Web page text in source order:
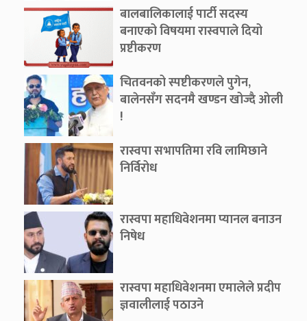
बालबालिकालाई पार्टी सदस्य
बनाएको विषयमा रास्वपाले दियो
प्रष्टीकरण
चितवनको स्पष्टीकरणले पुगेन,
बालेनसँग सदनमै खण्डन खोज्दै ओली
!
रास्वपा सभापतिमा रवि लामिछाने
निर्विरोध
रास्वपा महाधिवेशनमा प्यानल बनाउन
निषेध
रास्वपा महाधिवेशनमा एमालेले प्रदीप
ज्ञवालीलाई पठाउने